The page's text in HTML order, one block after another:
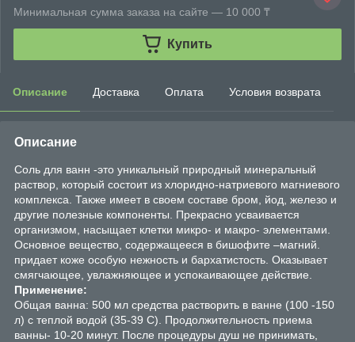
Минимальная сумма заказа на сайте — 10 000 ₸
Купить
Описание Доставка Оплата Условия возврата
Описание
Соль для ванн -это уникальный природный минеральный
раствор, который состоит из хлоридно-натриевого магниевого
комплекса. Также имеет в своем составе бром, йод, железо и
другие полезные компоненты. Прекрасно усваивается
организмом, насыщает клетки микро- и макро- элементами.
Основное вещество, содержащееся в бишофите –магний.
придает коже особую нежность и бархатистость. Оказывает
смягчающее, увлажняющее и успокаивающее действие.
Применение:
Общая ванна: 500 мл средства растворить в ванне (100 -150
л) с теплой водой (35-39 С). Продолжительность приема
ванны- 10-20 минут. После процедуры душ не принимать,